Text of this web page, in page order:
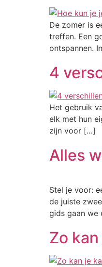
De zomer is
treffen. Een
ontspannen.
4
Het gebruik
elk met hun
zijn voor […]
Alles
Stel je voor:
de juiste
gids gaan we
Zo